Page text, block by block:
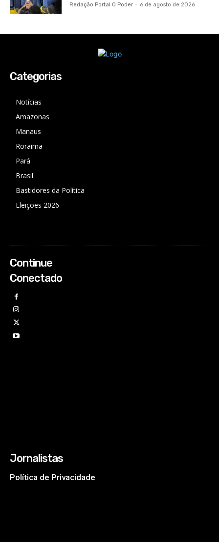
Redação Portal O Poder - 6 de agosto de 2026
Categorias
Notícias
Amazonas
Manaus
Roraima
Pará
Brasil
Bastidores da Política
Eleições 2026
Continue
Conectado
Jornalistas
Política de Privacidade